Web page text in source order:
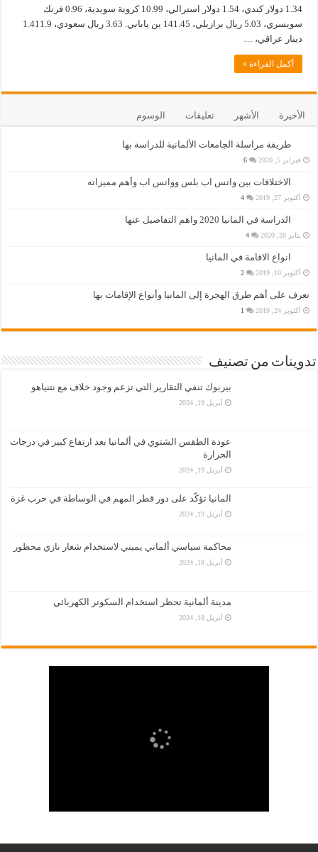
1.34 دولار كندي، 1.54 دولار استرالي، 10.99 كرونة سويدية، 0.96 فرنك
سويسري، 5.03 ريال برازيلي، 141.45 ين ياباني. 3.63 ريال سعودي، 1.411.9
دينار عراقي، …
أكمل القراءة »
الأخيرة الأشهر تعليقات الوسوم
طريقة مراسلة الجامعات الألمانية للدراسة بها
فبراير 5, 2020 6
الاختلافات بين واتس اب بلس وواتس اب وأهم مميزاته
أكتوبر 27, 2019 4
الدراسة في المانيا 2020 واهم التفاصيل عنها
يناير 28, 2020 4
انواع الاقامة في المانيا
أكتوبر 10, 2019 2
تعرف على أهم طرق الهجرة إلى المانيا وأنواع الإقامات بها
أكتوبر 24, 2019 1
تدوينات من تصنيف
بيربوك تنفي التقارير التي تزعم وجود خلاف مع نتنياهو
أبريل 19, 2024
عودة الطقس الشتوي في ألمانيا بعد ارتفاع كبير في درجات
الحرارة
أبريل 19, 2024
المانيا تؤكّد على دور قطر المهم في الوساطة في حرب غزة
أبريل 19, 2024
محاكمة سياسي ألماني يميني لاستخدام شعار نازي محظور
أبريل 18, 2024
مدينة ألمانية تحظر استخدام السكوتر الكهربائي
أبريل 18, 2024